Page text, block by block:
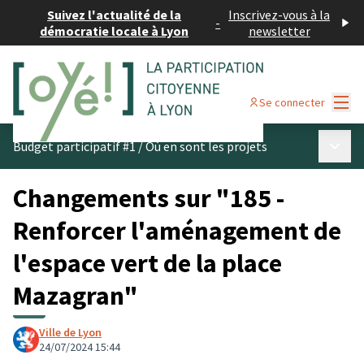
Suivez l'actualité de la
démocratie locale à Lyon
- Inscrivez-vous à la
newsletter
Se connecter
Budget participatif #1/Où en sont les projets
Changements sur "185 -
Renforcer l'aménagement de
l'espace vert de la place
Mazagran"
Ville de Lyon
24/07/2024 15:44